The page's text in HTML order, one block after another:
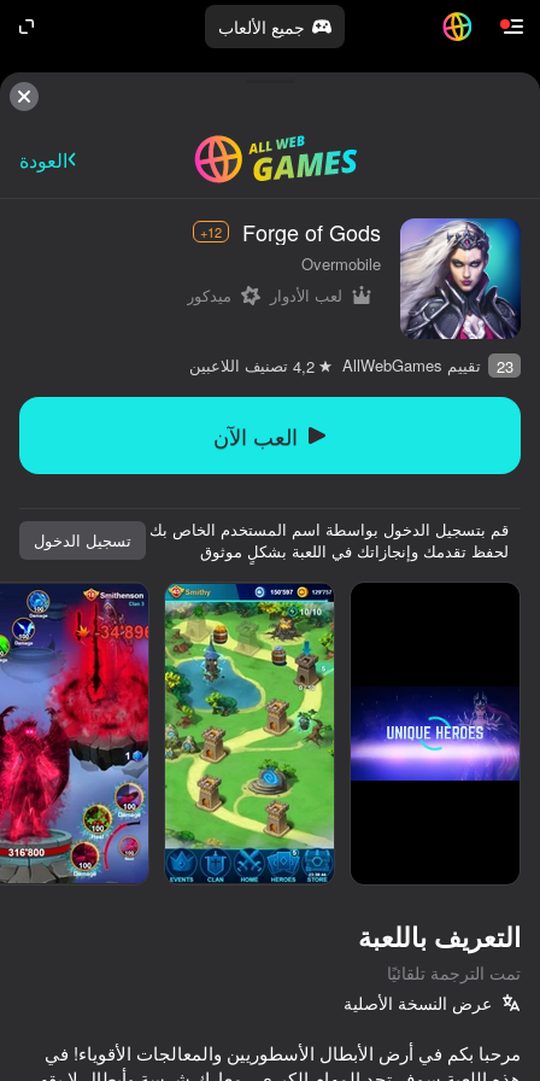
جميع الألعاب
جاري التحميل
العودة
Forge of Gods
12+
Overmobile
لعب الأدوار
ميدكور
23 تقييم AllWebGames 4,2 تصنيف اللاعبين
العب الآن
قم بتسجيل الدخول بواسطة اسم المستخدم الخاص بك
لحفظ تقدمك وإنجازاتك في اللعبة بشكلٍ موثوق
تسجيل الدخول
التعريف باللعبة
تمت الترجمة تلقائيًا
عرض النسخة الأصلية
مرحبا بكم في أرض الأبطال الأسطوريين والمعالجات الأقوياء! في